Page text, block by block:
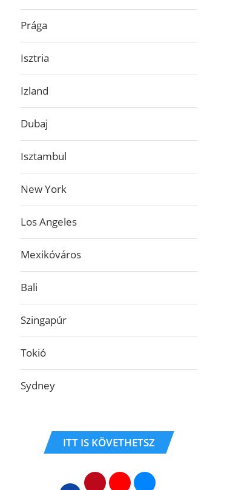
Prága
Isztria
Izland
Dubaj
Isztambul
New York
Los Angeles
Mexikóváros
Bali
Szingapúr
Tokió
Sydney
ITT IS KÖVETHETSZ